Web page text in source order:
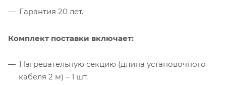
Гарантия 20 лет.
Комплект поставки включает:
Нагревательную секцию (длина установочного
кабеля 2 м) – 1 шт.